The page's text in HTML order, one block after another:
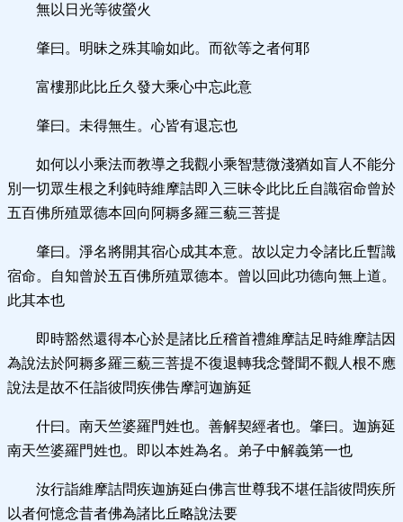
無以日光等彼螢火
肇曰。明昧之殊其喻如此。而欲等之者何耶
富樓那此比丘久發大乘心中忘此意
肇曰。未得無生。心皆有退忘也
如何以小乘法而教導之我觀小乘智慧微淺猶如盲人不能分
別一切眾生根之利鈍時維摩詰即入三昧令此比丘自識宿命曾於
五百佛所殖眾德本回向阿耨多羅三藐三菩提
肇曰。淨名將開其宿心成其本意。故以定力令諸比丘暫識
宿命。自知曾於五百佛所殖眾德本。曾以回此功德向無上道。
此其本也
即時豁然還得本心於是諸比丘稽首禮維摩詰足時維摩詰因
為說法於阿耨多羅三藐三菩提不復退轉我念聲聞不觀人根不應
說法是故不任詣彼問疾佛告摩訶迦旃延
什曰。南天竺婆羅門姓也。善解契經者也。肇曰。迦旃延
南天竺婆羅門姓也。即以本姓為名。弟子中解義第一也
汝行詣維摩詰問疾迦旃延白佛言世尊我不堪任詣彼問疾所
以者何憶念昔者佛為諸比丘略說法要